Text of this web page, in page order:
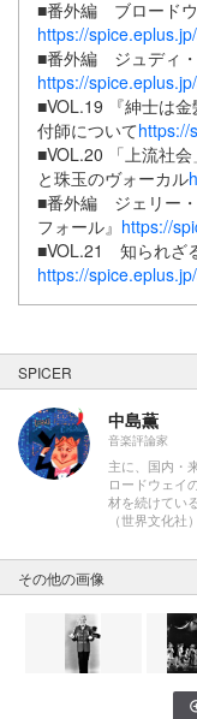
■番外編 ブロード
https://
■番外編 ジュディ
https://
■VOL.19 『紳士は
付師についてhttps://
■VOL.20 「上流社
と珠玉のヴォーカル
■番外編 ジェリー
フォール』 https://
■VOL.21 知られざ
https://
SPICER
中島薫
音楽評論家
主に、国内・
ロードウェイ
材を続けてい
（世界文化社）
その他の画像